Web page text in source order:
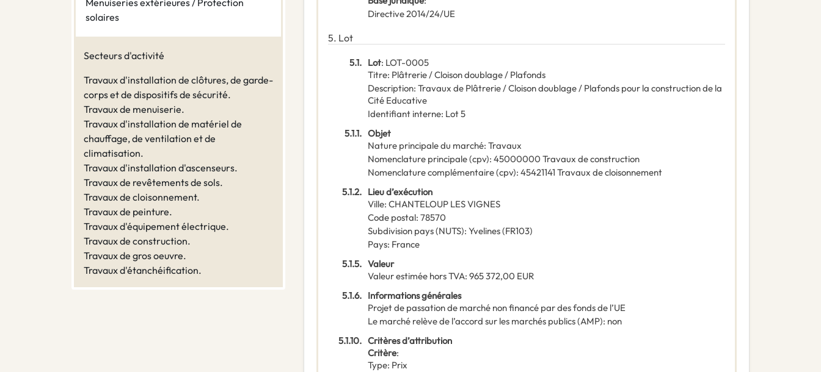
Menuiseries extérieures / Protection
solaires
Secteurs d'activité
Travaux d'installation de clôtures, de garde-
corps et de dispositifs de sécurité.
Travaux de menuiserie.
Travaux d'installation de matériel de
chauffage, de ventilation et de
climatisation.
Travaux d'installation d'ascenseurs.
Travaux de revêtements de sols.
Travaux de cloisonnement.
Travaux de peinture.
Travaux d'équipement électrique.
Travaux de construction.
Travaux de gros oeuvre.
Travaux d'étanchéification.
Directive 2014/24/UE
5. Lot
5.1. Lot: LOT-0005
Titre: Plâtrerie / Cloison doublage / Plafonds
Description: Travaux de Plâtrerie / Cloison doublage / Plafonds pour la construction de la
Cité Educative
Identifiant interne: Lot 5
5.1.1. Objet
Nature principale du marché: Travaux
Nomenclature principale(cpv): 45000000 Travaux de construction
Nomenclature complémentaire(cpv): 45421141 Travaux de cloisonnement
5.1.2. Lieu d’exécution
Ville: CHANTELOUP LES VIGNES
Code postal: 78570
Subdivision pays (NUTS): Yvelines(FR103)
Pays: France
5.1.5. Valeur
Valeur estimée hors TVA: 965 372,00 EUR
5.1.6. Informations générales
Projet de passation de marché non financé par des fonds de l’UE
Le marché relève de l’accord sur les marchés publics (AMP): non
5.1.10. Critères d’attribution
Critère:
Type: Prix